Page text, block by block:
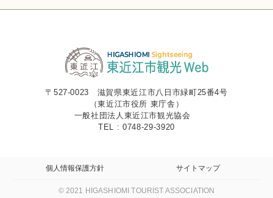
〒527-0023 滋賀県東近江市八日市緑町25番4号
（東近江市役所 東庁舎）
一般社団法人東近江市観光協会
TEL : 0748-29-3920
個人情報保護方針 サイトマップ
© 2021 HIGASHIOMI TOURIST ASSOCIATION